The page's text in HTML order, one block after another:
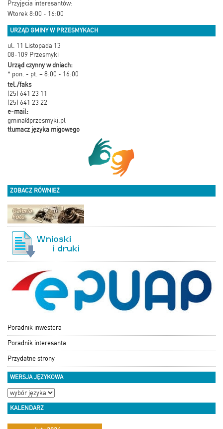
Przyjęcia interesantów:
Wtorek 8:00 - 16:00
URZĄD GMINY W PRZESMYKACH
ul. 11 Listopada 13
08-109 Przesmyki
Urząd czynny w dniach:
* pon. - pt. – 8:00 - 16:00
tel./faks
(25) 641 23 11
(25) 641 23 22
e-mail:
gmina@przesmyki.pl
tłumacz języka migowego
ZOBACZ RÓWNIEŻ
Poradnik inwestora
Poradnik interesanta
Przydatne strony
WERSJA JĘZYKOWA
KALENDARZ